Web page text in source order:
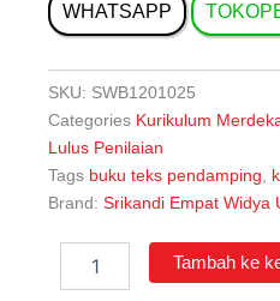
WHATSAPP
SKU: SWB1201025
Categories Kurikulum
Lulus Penilaian
Tags buku teks pendamping
Brand: Srikandi Empat Widya
Tambah ke